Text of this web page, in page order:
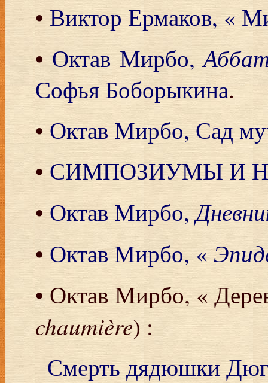
• Виктор Ермаков, «
• Октав Мирбо,
Софья Боборыкина.
•Октав Мирбо, Сад
• СИМПОЗИУМЫ И
•Октав Мирбо,
• Октав Мирбо, «
• Октав Мирбо, «
chaumière) :
Смерть дядюшки